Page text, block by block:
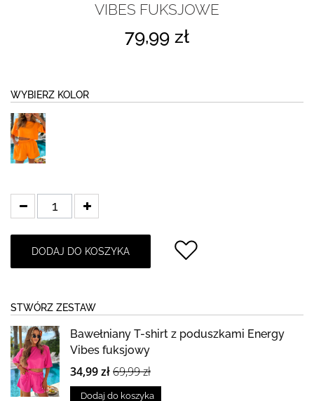
VIBES FUKSJOWE
79,99 zł
WYBIERZ KOLOR
DODAJ DO KOSZYKA
STWÓRZ ZESTAW
Bawełniany T-shirt z poduszkami Energy
Vibes fuksjowy
34,99 zł69,99 zł
Dodaj do koszyka